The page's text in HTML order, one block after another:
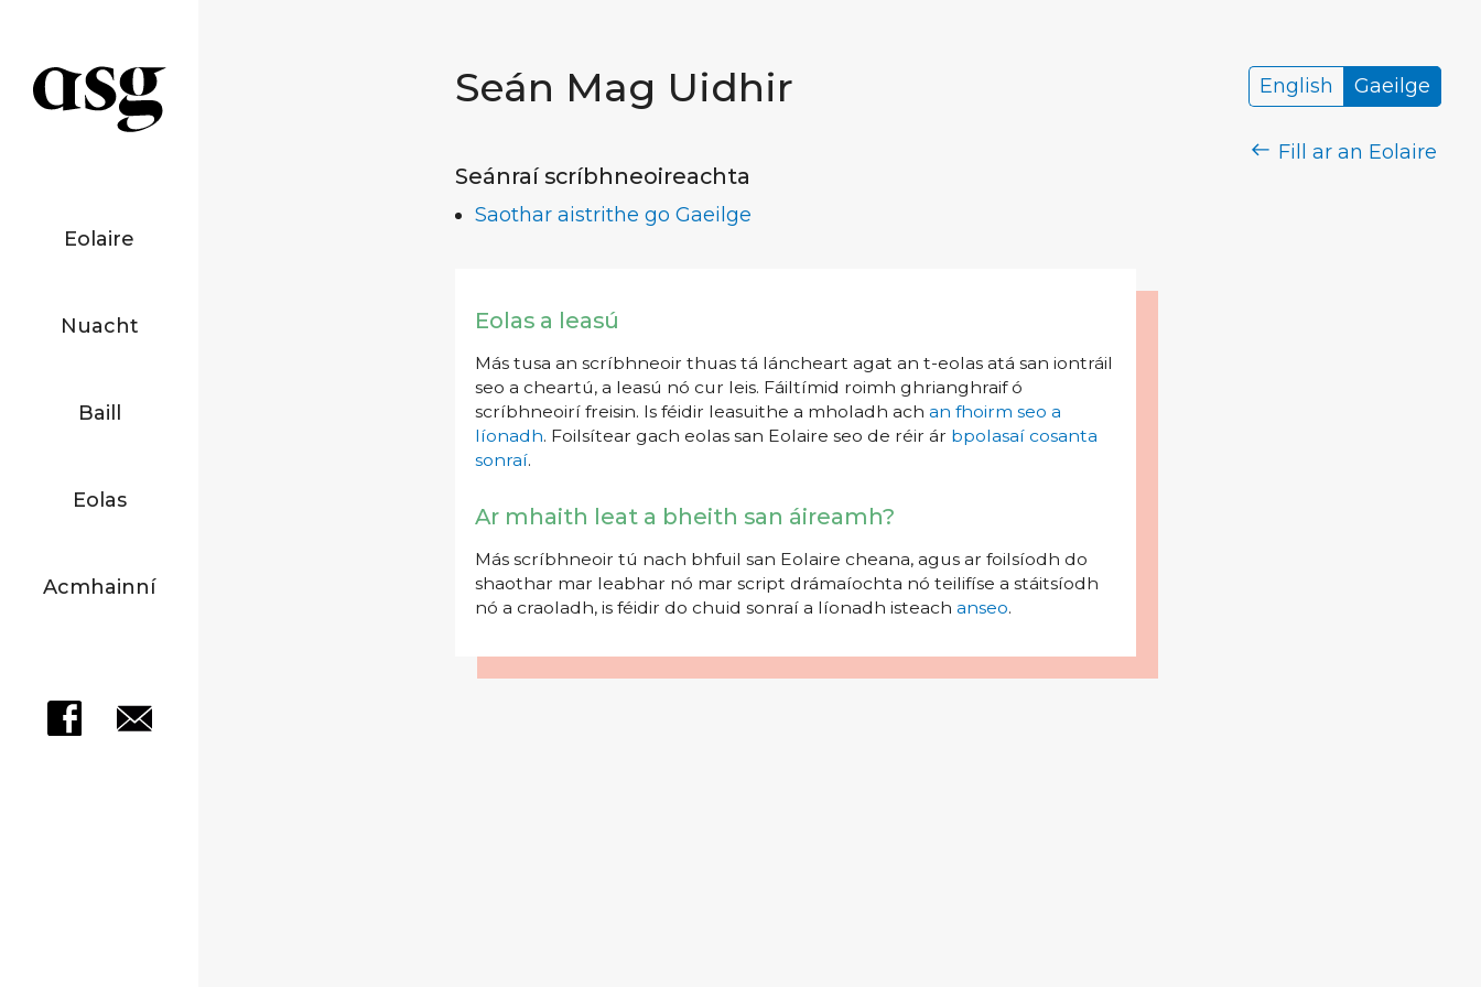
Eolaire
Nuacht
Baill
Eolas
Acmhainní
Seán Mag Uidhir English Gaeilge
Fill ar an Eolaire
Seánraí scríbhneoireachta
Saothar aistrithe go Gaeilge
Eolas a leasú
Más tusa an scríbhneoir thuas tá láncheart agat an t-eolas atá san iontráil
seo a cheartú, a leasú nó cur leis. Fáiltímid roimh ghrianghraif ó
scríbhneoirí freisin. Is féidir leasuithe a mholadh ach an fhoirm seo a
líonadh. Foilsítear gach eolas san Eolaire seo de réir ár bpolasaí cosanta
sonraí.
Ar mhaith leat a bheith san áireamh?
Más scríbhneoir tú nach bhfuil san Eolaire cheana, agus ar foilsíodh do
shaothar mar leabhar nó mar script drámaíochta nó teilifíse a stáitsíodh
nó a craoladh, is féidir do chuid sonraí a líonadh isteach anseo.